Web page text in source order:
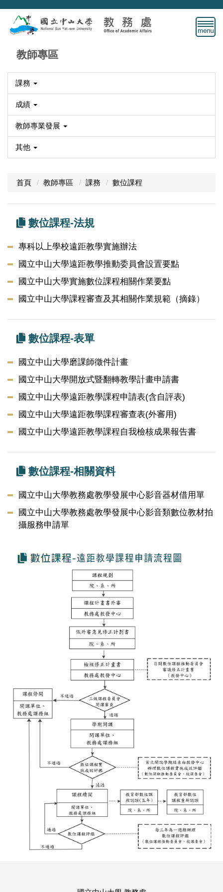
跳
主
區
教師專區
課務
成績
教師專業發展
其他
首頁 教師專區 課務 數位課程
數位課程-法規
專科以上學校遠距教學實施辦法
國立中山大學遠距教學推動委員會設置要點
國立中山大學實施數位課程相關作業要點
國立中山大學課程審查及其相關作業規範（摘錄）
數位課程-表單
國立中山大學磨課師徵件計畫
國立中山大學開放式暨翻轉教學計畫申請書
國立中山大學遠距教學課程申請表(含自評表)
國立中山大學遠距教學課程審查表(外審用)
國立中山大學遠距教學課程自我檢核成果報告書
數位課程-相關資料
國立中山大學教務處教學發展中心影音器材借用單
國立中山大學教務處教學發展中心影音類數位教材拍
攝服務申請單